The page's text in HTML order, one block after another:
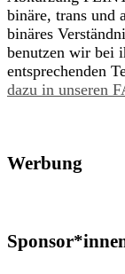
binäre, trans und
binäres
benutzen wir bei
entsprechenden
dazu in unseren
Werbung